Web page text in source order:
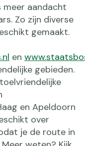
meer aandacht
Zo zijn diverse
gemaakt.
en
gebieden.
en Apeldoorn
over
je de route in